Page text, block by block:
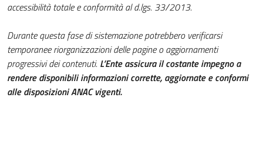
accessibilità totale e conformità al d.lgs. 33/2013.
Durante questa fase di sistemazione potrebbero verificarsi
temporanee riorganizzazioni delle pagine o aggiornamenti
progressivi dei contenuti. L’Ente assicura il costante impegno a
rendere disponibili informazioni corrette, aggiornate e conformi
alle disposizioni ANAC vigenti.